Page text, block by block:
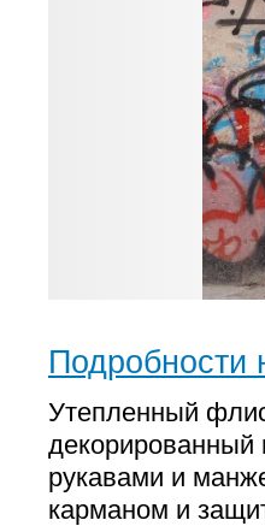
Подробности
Утепленный
декорированный
рукавами и
карманом и